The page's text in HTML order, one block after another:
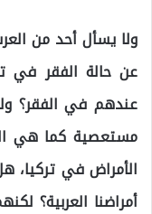
ولا يسأل أحد من
عن حالة الفقر في
عندهم في الفقر؟
مستعصية كما هي
الأمراض في
أمراضنا العربية؟